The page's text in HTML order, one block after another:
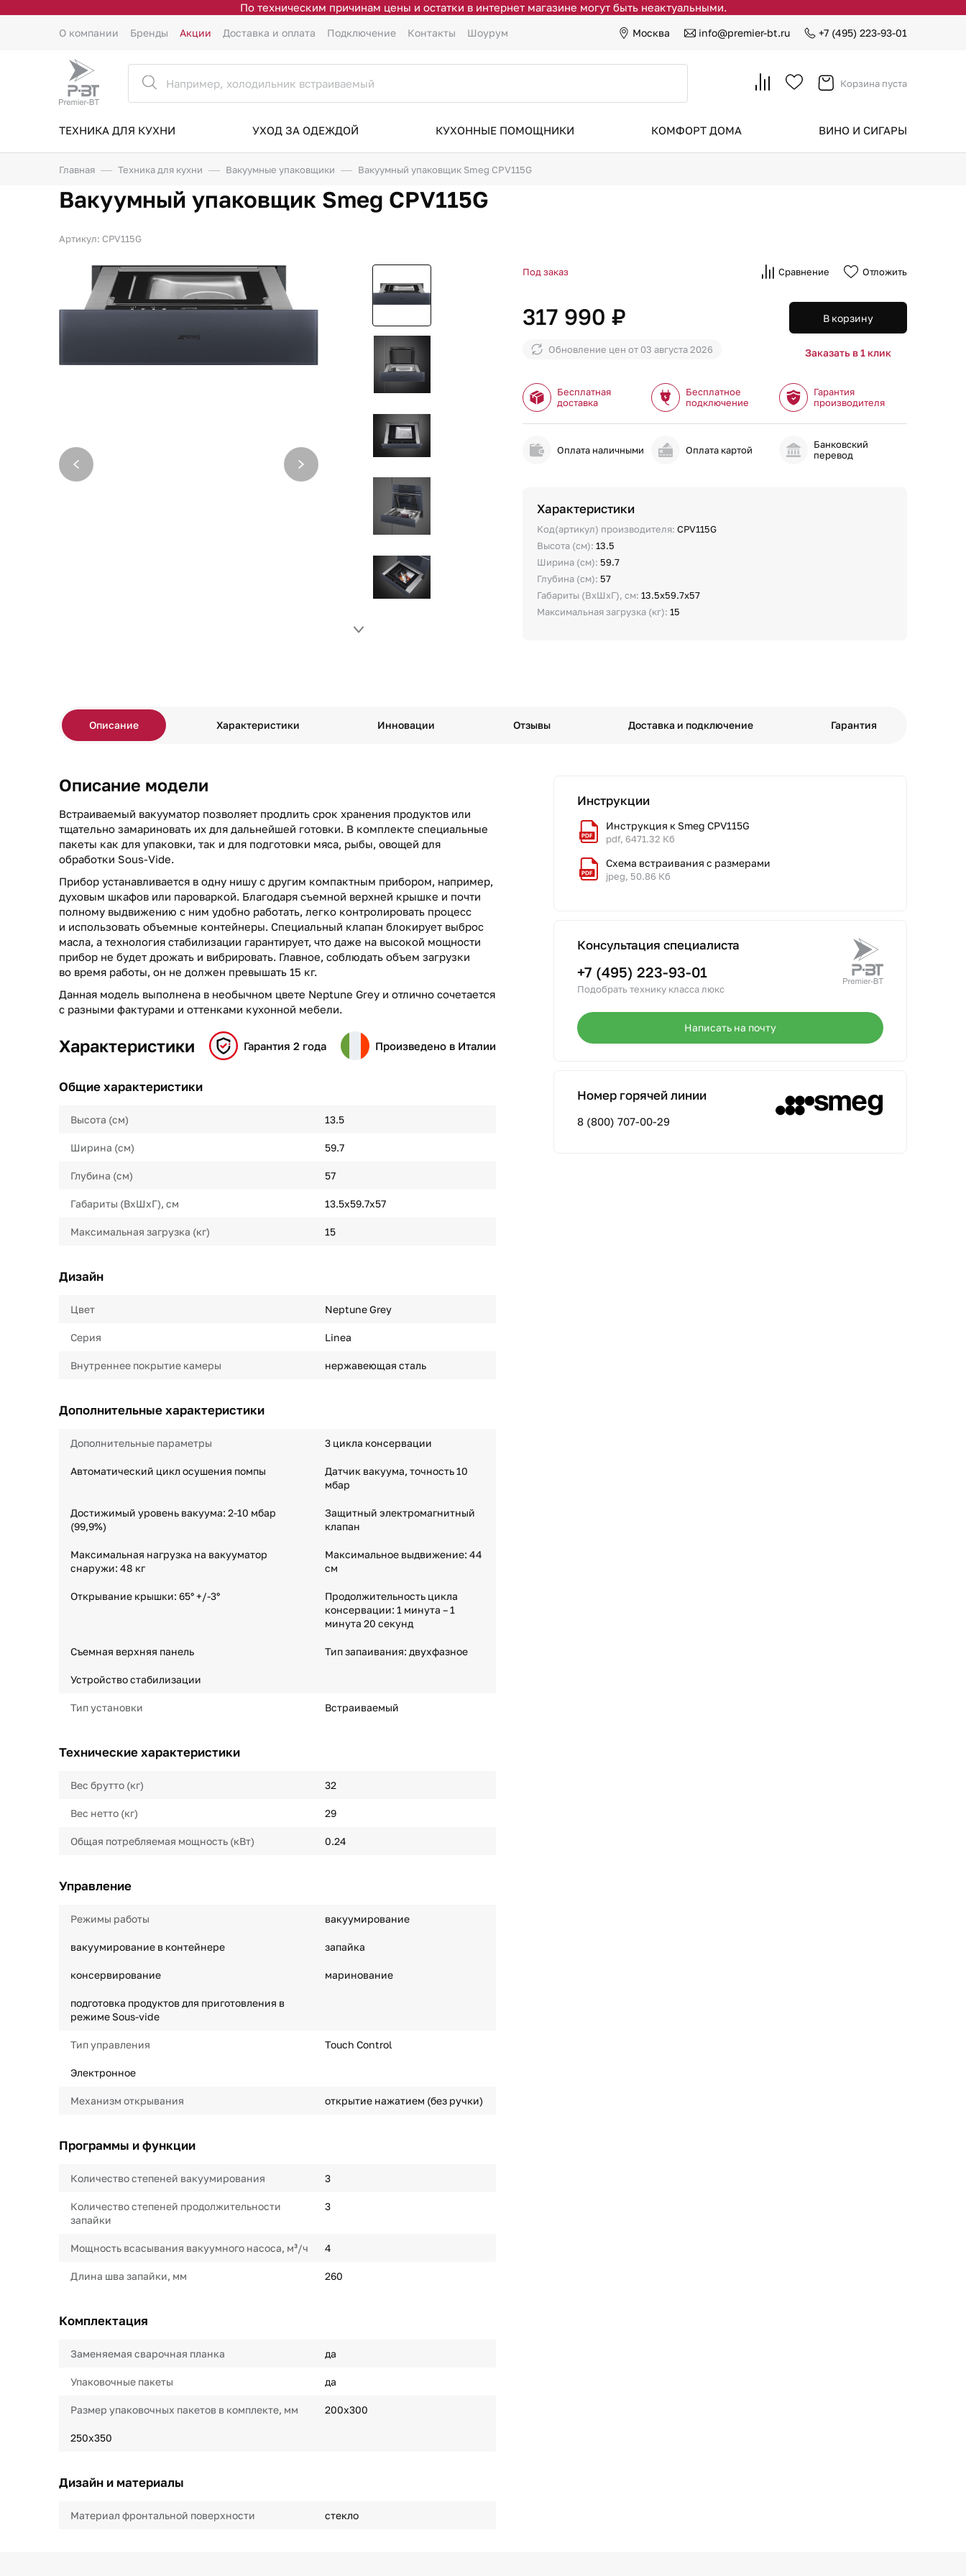
По техническим причинам цены и остатки в интернет магазине могут быть неактуальными.
О компании Бренды Акции Доставка и оплата Подключение Контакты Шоурум Москва info@premier-bt.ru +7 (495) 223-93-01
Корзина пуста
ТЕХНИКА ДЛЯ КУХНИ УХОД ЗА ОДЕЖДОЙ КУХОННЫЕ ПОМОЩНИКИ КОМФОРТ ДОМА ВИНО И СИГАРЫ
Главная Техника для кухни Вакуумные упаковщики Вакуумный упаковщик Smeg CPV115G
Вакуумный упаковщик Smeg CPV115G
Артикул: CPV115G
Под заказ Сравнение Отложить
317 990 ₽
Обновление цен от 03 августа 2026
В корзину
Заказать в 1 клик
Бесплатная
доставка
Бесплатное
подключение
Гарантия
производителя
Оплата наличными Оплата картой
Банковский
перевод
Характеристики
Код(артикул) производителя:CPV115G
Высота (см):13.5
Ширина (см): 59.7
Глубина (см): 57
Габариты (ВхШхГ), см:13.5х59.7х57
Максимальная загрузка (кг):15
Описание Характеристики Инновации Отзывы Доставка и подключение Гарантия
Описание модели
Встраиваемый вакууматор позволяет продлить срок хранения продуктов или
тщательно замариновать их для дальнейшей готовки. В комплекте специальные
пакеты как для упаковки, так и для подготовки мяса, рыбы, овощей для
обработки Sous-Vide.
Прибор устанавливается в одну нишу с другим компактным прибором, например,
духовым шкафов или пароваркой. Благодаря съемной верхней крышке и почти
полному выдвижению с ним удобно работать, легко контролировать процесс
и использовать объемные контейнеры. Специальный клапан блокирует выброс
масла, а технология стабилизации гарантирует, что даже на высокой мощности
прибор не будет дрожать и вибрировать. Главное, соблюдать объем загрузки
во время работы, он не должен превышать 15 кг.
Данная модель выполнена в необычном цвете Neptune Grey и отлично сочетается
с разными фактурами и оттенками кухонной мебели.
Характеристики Гарантия 2 года Произведено в Италии
Общие характеристики
Высота (см) 13.5
Ширина (см) 59.7
Глубина (см) 57
Габариты (ВхШхГ), см 13.5х59.7х57
Максимальная загрузка (кг) 15
Дизайн
Цвет Neptune Grey
Серия Linea
Внутреннее покрытие камеры нержавеющая сталь
Дополнительные характеристики
Дополнительные параметры 3 цикла консервации
Автоматический цикл осушения помпы
Датчик вакуума, точность 10
мбар
Достижимый уровень вакуума: 2-10 мбар
(99,9%)
Защитный электромагнитный
клапан
Максимальная нагрузка на вакууматор
снаружи: 48 кг
Максимальное выдвижение: 44
см
Открывание крышки: 65° +/-3°
Продолжительность цикла
консервации: 1 минута – 1
минута 20 секунд
Съемная верхняя панель Тип запаивания: двухфазное
Устройство стабилизации
Тип установки Встраиваемый
Технические характеристики
Вес брутто (кг) 32
Вес нетто (кг) 29
Общая потребляемая мощность (кВт) 0.24
Управление
Режимы работы вакуумирование
вакуумирование в контейнере запайка
консервирование маринование
подготовка продуктов для приготовления в
режиме Sous-vide
Тип управления Touch Control
Электронное
Механизм открывания открытие нажатием (без ручки)
Программы и функции
Количество степеней вакуумирования 3
Количество степеней продолжительности
запайки
3
Мощность всасывания вакуумного насоса, м³/ч 4
Длина шва запайки, мм 260
Комплектация
Заменяемая сварочная планка да
Упаковочные пакеты да
Размер упаковочных пакетов в комплекте, мм 200x300
250x350
Дизайн и материалы
Материал фронтальной поверхности стекло
Инструкции
Инструкция к Smeg CPV115G
pdf, 6471.32 Кб
Схема встраивания с размерами
jpeg, 50.86 Кб
Консультация специалиста
+7 (495) 223-93-01
Подобрать технику класса люкс
Написать на почту
Номер горячей линии
8 (800) 707-00-29